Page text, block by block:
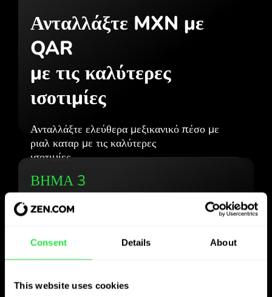
Consent Details About
This website uses cookies
Ανταλλάξτε MXN με
QAR
με τις καλύτερες
ισοτιμίες
Ανταλλάξτε ελεύθερα μεξικανικό πέσο με
ριαλ καταρ με τις καλύτερες
ισοτιμίες.
ΒΗΜΑ 3
Χρησιμοποιήστε το
επιλεγμένο νόμισμα